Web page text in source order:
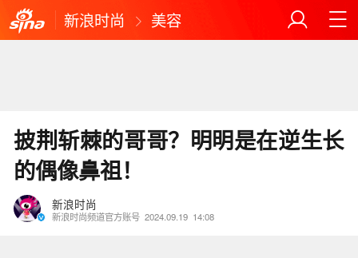
新浪时尚 美容
披荆斩棘的哥哥？明明是在逆生长
的偶像鼻祖！
新浪时尚
新浪时尚频道官方账号 2024.09.19 14:08